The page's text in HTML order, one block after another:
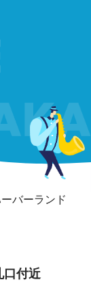
バーランド
口付近